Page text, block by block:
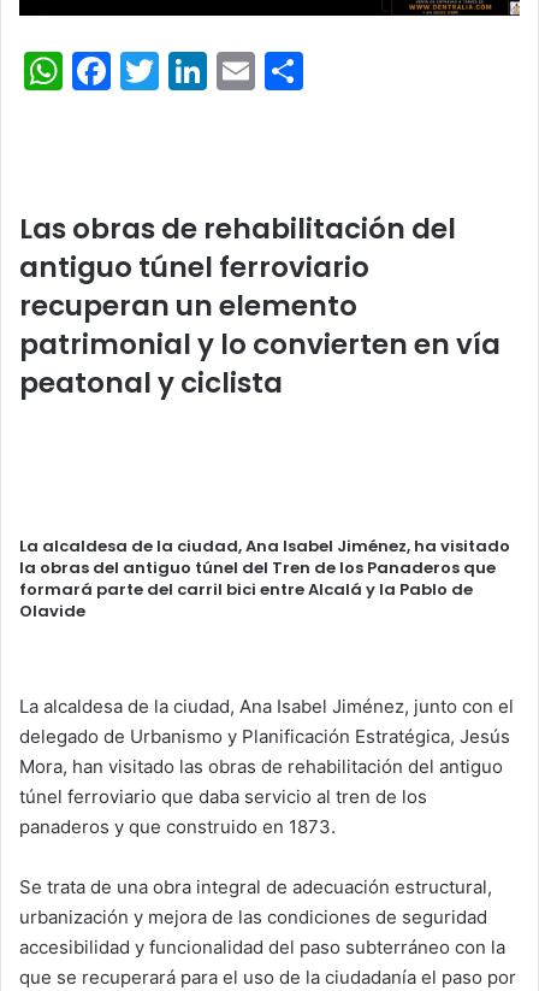
W
A
p
p
F
b
o
o
k
T
Li
dI
n
E
ar
tir
Las obras de rehabilitación del
antiguo túnel ferroviario
recuperan un elemento
patrimonial y lo convierten en vía
peatonal y ciclista
La alcaldesa de la ciudad, Ana Isabel Jiménez, ha visitado
la obras del antiguo túnel del Tren de los Panaderos que
formará parte del carril bici entre Alcalá y la Pablo de
Olavide
La alcaldesa de la ciudad, Ana Isabel Jiménez, junto con el
delegado de Urbanismo y Planificación Estratégica, Jesús
Mora, han visitado las obras de rehabilitación del antiguo
túnel ferroviario que daba servicio al tren de los
panaderos y que construido en 1873.
Se trata de una obra integral de adecuación estructural,
urbanización y mejora de las condiciones de seguridad
accesibilidad y funcionalidad del paso subterráneo con la
que se recuperará para el uso de la ciudadanía el paso por